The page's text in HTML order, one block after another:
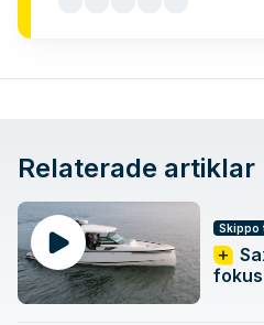
Relaterade artiklar
Skippo